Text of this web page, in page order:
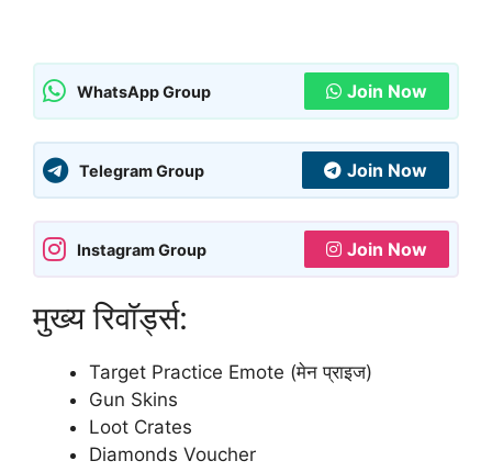
WhatsApp Group Join Now
Telegram Group Join Now
Instagram Group Join Now
मुख्य रिवॉर्ड्स:
Target Practice Emote (मेन प्राइज)
Gun Skins
Loot Crates
Diamonds Voucher